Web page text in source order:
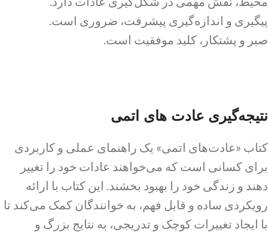
پیگیری و اندازه‌گیری پیشرفت، ضروری است.
صبر و پشتکار، کلید موفقیت است.
نتیجه‌گیری عادت های اتمی
کتاب «عادت‌های اتمی» یک راهنمای عملی و کاربردی
برای کسانی است که می‌خواهند عادات خود را تغییر
دهند و زندگی خود را بهبود بخشند. این کتاب با ارائه
رویکردی ساده و قابل فهم، به خوانندگان کمک می‌کند تا
با ایجاد تغییرات کوچک و تدریجی، به نتایج بزرگ و